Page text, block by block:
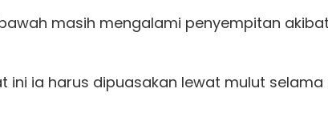
masih mengalami penyempitan
ini ia harus dipuasakan lewat mulut selama